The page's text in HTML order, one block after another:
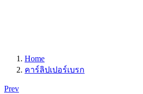
Home
คาร์ลิปเปอร์เบรก
Prev